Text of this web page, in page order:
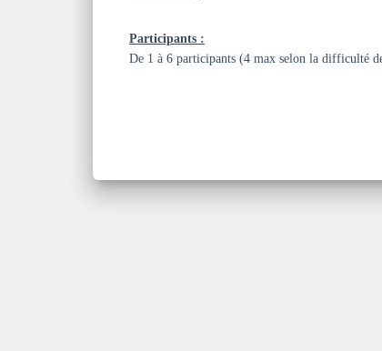
Participants :
De 1 à 6 participants (4 max selon la difficulté